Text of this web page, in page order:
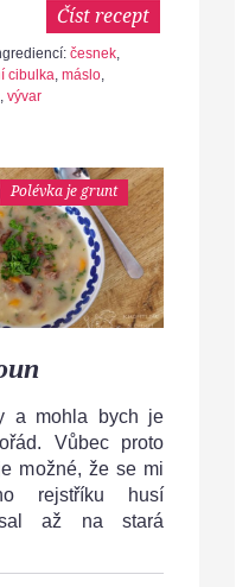
Číst recept
česnek,
cibulka, máslo,
, vývar
Polévka je grunt
a mohla bych je
Vůbec proto
možné, že se mi
rejstříku husí
až na stará